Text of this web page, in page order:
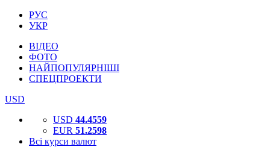
РУС
УКР
ВІДЕО
ФОТО
НАЙПОПУЛЯРНІШІ
СПЕЦПРОЕКТИ
USD
USD 44.4559
EUR 51.2598
Всі курси валют